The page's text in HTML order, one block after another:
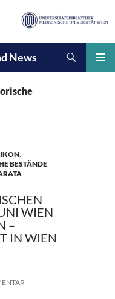
News
,
BESTÄNDE
WIEN
–
IN WIEN